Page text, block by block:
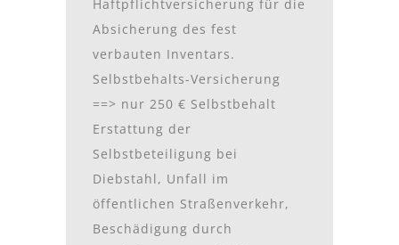
Haftpflichtversicherung für die
Absicherung des fest
verbauten Inventars.
Selbstbehalts-Versicherung
==> nur 250 € Selbstbehalt
Erstattung der
Selbstbeteiligung bei
Diebstahl, Unfall im
öffentlichen Straßenverkehr,
Beschädigung durch